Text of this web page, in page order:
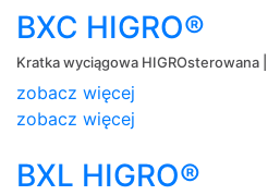
BXC HIGRO®
Kratka wyciągowa HIGROsterowana |
zobacz więcej
zobacz więcej
BXL HIGRO®